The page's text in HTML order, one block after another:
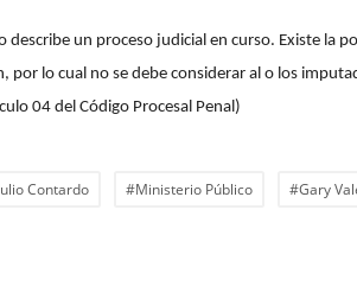
describe un proceso judicial en curso. Existe la
por lo cual no se debe considerar al o los
04 del Código Procesal Penal)
Contardo #Ministerio Público #Gary